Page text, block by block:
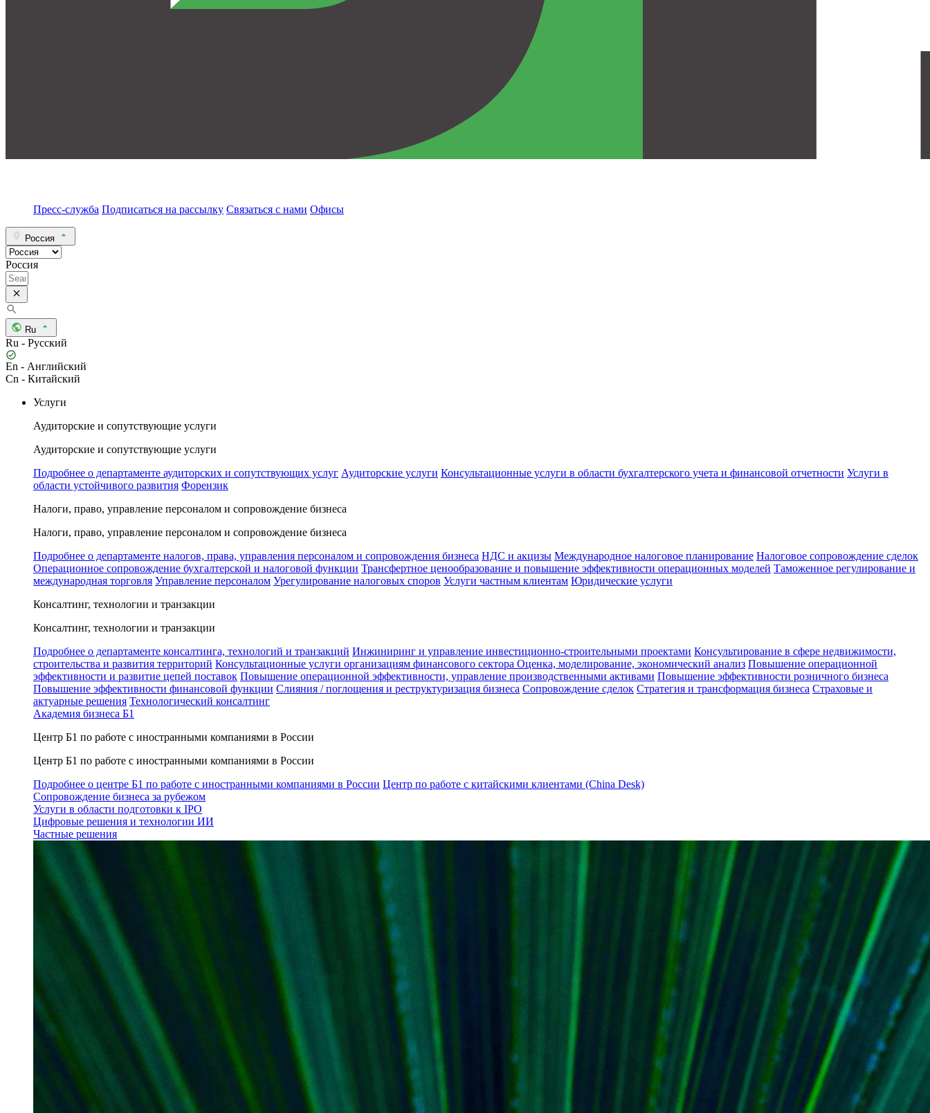
Пресс-служба Подписаться на рассылку Связаться с нами Офисы
Россия
Россия
Ru
Ru - Русский
En - Английский
Cn - Китайский
Услуги
Аудиторские и сопутствующие услуги
Аудиторские и сопутствующие услуги
Подробнее о департаменте аудиторских и сопутствующих услуг Аудиторские услуги Консультационные услуги в области бухгалтерского учета и финансовой отчетности Услуги в
области устойчивого развития Форензик
Налоги, право, управление персоналом и сопровождение бизнеса
Налоги, право, управление персоналом и сопровождение бизнеса
Подробнее о департаменте налогов, права, управления персоналом и сопровождения бизнеса НДС и акцизы Международное налоговое планирование Налоговое сопровождение сделок
Операционное сопровождение бухгалтерской и налоговой функции Трансфертное ценообразование и повышение эффективности операционных моделей Таможенное регулирование и
международная торговля Управление персоналом Урегулирование налоговых споров Услуги частным клиентам Юридические услуги
Консалтинг, технологии и транзакции
Консалтинг, технологии и транзакции
Подробнее о департаменте консалтинга, технологий и транзакций Инжиниринг и управление инвестиционно-строительными проектами Консультирование в сфере недвижимости,
строительства и развития территорий Консультационные услуги организациям финансового сектора Оценка, моделирование, экономический анализ Повышение операционной
эффективности и развитие цепей поставок Повышение операционной эффективности, управление производственными активами Повышение эффективности розничного бизнеса
Повышение эффективности финансовой функции Слияния / поглощения и реструктуризация бизнеса Сопровождение сделок Стратегия и трансформация бизнеса Страховые и
актуарные решения Технологический консалтинг
Академия бизнеса Б1
Центр Б1 по работе с иностранными компаниями в России
Центр Б1 по работе с иностранными компаниями в России
Подробнее о центре Б1 по работе с иностранными компаниями в России Центр по работе с китайскими клиентами (China Desk)
Сопровождение бизнеса за рубежом
Услуги в области подготовки к IPO
Цифровые решения и технологии ИИ
Частные решения